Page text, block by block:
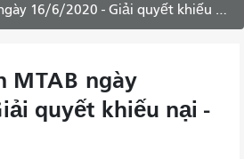
16/6/2020 - Giải quyết khiếu nại - Wong
MTAB ngày
quyết khiếu nại -